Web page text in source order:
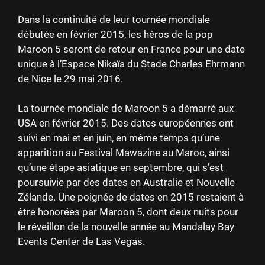
Dans la continuité de leur tournée mondiale
débutée en février 2015, les héros de la pop
Maroon 5 seront de retour en France pour une date
unique à l’Espace Nikaïa du Stade Charles Ehrmann
de Nice le 29 mai 2016.
La tournée mondiale de Maroon 5 a démarré aux
USA en février 2015. Des dates européennes ont
suivi en mai et en juin, en même temps qu’une
apparition au Festival Mawazine au Maroc, ainsi
qu’une étape asiatique en septembre, qui s’est
poursuivie par des dates en Australie et Nouvelle
Zélande. Une poignée de dates en 2015 restaient à
être honorées par Maroon 5, dont deux nuits pour
le réveillon de la nouvelle année au Mandalay Bay
Events Center de Las Vegas.